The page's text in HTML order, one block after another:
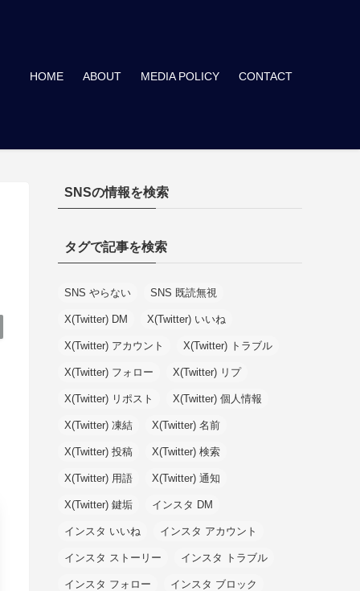
HOME ABOUT MEDIA POLICY CONTACT
SNSの情報を検索
タグで記事を検索
SNS やらない SNS 既読無視
X(Twitter) DM X(Twitter) いいね
X(Twitter) アカウント X(Twitter) トラブル
X(Twitter) フォロー X(Twitter) リプ
X(Twitter) リポスト X(Twitter) 個人情報
X(Twitter) 凍結 X(Twitter) 名前
X(Twitter) 投稿 X(Twitter) 検索
X(Twitter) 用語 X(Twitter) 通知
X(Twitter) 鍵垢 インスタ DM
インスタ いいね インスタ アカウント
インスタ ストーリー インスタ トラブル
インスタ フォロー インスタ ブロック